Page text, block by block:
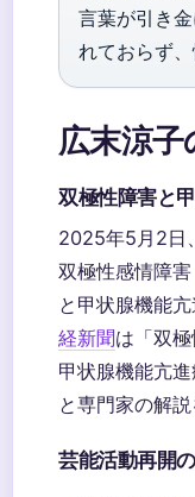
言葉が引き
れておらず、
広末涼
双極性障害と
2025年5月2日
双極性感情障害
と甲状腺機能
経新聞は「双
甲状腺機能亢
と専門家の解説
芸能活動再開